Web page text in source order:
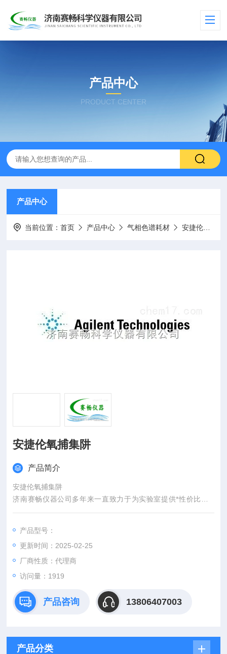
产品中心
PRODUCT CENTER
产品中心
当前位置：首页 产品中心 气相色谱耗材 安捷伦气相耗材
安捷伦氧捕集阱
产品简介
安捷伦氧捕集阱
济南赛畅仪器公司多年来一直致力于为实验室提供*性价比的G
C、HPLC、AA等实验室分析仪器和消耗品及零配件，希望以我
我公司坚持“追求品质，真诚服务用户"为原则，不断创新，不断
开拓，以诚信为基础，以科学为根本，已成为集仪器设备安装、
调试、培训、服务、维修和技术咨询为一体的专业化科技公司。
公司以优良的品质、优惠的价格、真诚的服务在山
产品型号：
更新时间：2025-02-25
厂商性质：代理商
访问量：1919
产品咨询 13806407003
产品分类